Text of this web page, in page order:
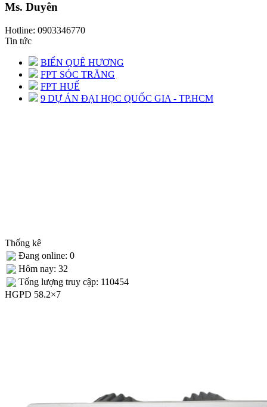
Ms. Duyên
Hotline: 0903346770
Tin tức
BIỂN QUÊ HƯƠNG
FPT SÓC TRĂNG
FPT HUẾ
9 DỰ ÁN ĐẠI HỌC QUỐC GIA - TP.HCM
Thống kê
Đang online: 0
Hôm nay: 32
Tống lượng truy cập: 110454
HGPD 58.2×7